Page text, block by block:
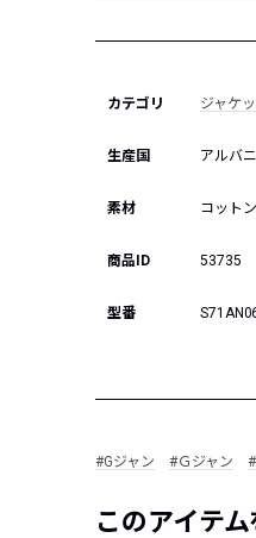
カテゴリ ジャケ
生産国 アルバ
素材 コット
商品ID 53735
型番
#Gジャン #Ｇジャン
このアイテ